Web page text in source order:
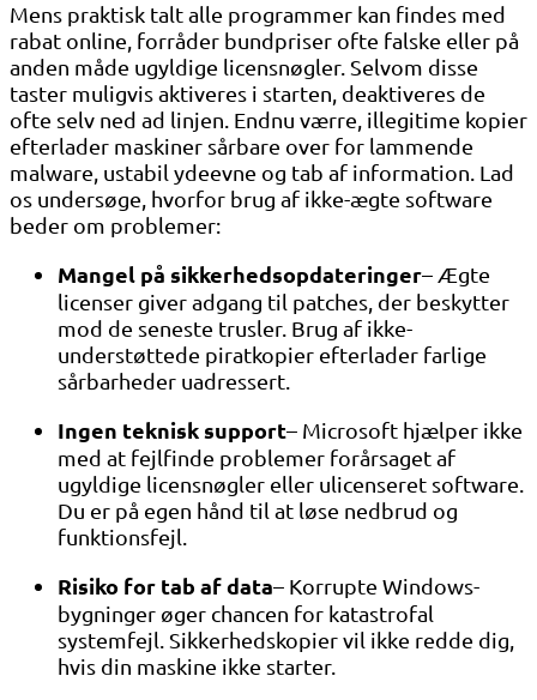
Mens praktisk talt alle programmer kan findes med
rabat online, forråder bundpriser ofte falske eller på
anden måde ugyldige licensnøgler. Selvom disse
taster muligvis aktiveres i starten, deaktiveres de
ofte selv ned ad linjen. Endnu værre, illegitime kopier
efterlader maskiner sårbare over for lammende
malware, ustabil ydeevne og tab af information. Lad
os undersøge, hvorfor brug af ikke-ægte software
beder om problemer:
Mangel på sikkerhedsopdateringer– Ægte
licenser giver adgang til patches, der beskytter
mod de seneste trusler. Brug af ikke-
understøttede piratkopier efterlader farlige
sårbarheder uadressert.
Ingen teknisk support– Microsoft hjælper ikke
med at fejlfinde problemer forårsaget af
ugyldige licensnøgler eller ulicenseret software.
Du er på egen hånd til at løse nedbrud og
funktionsfejl.
Risiko for tab af data– Korrupte Windows-
bygninger øger chancen for katastrofal
systemfejl. Sikkerhedskopier vil ikke redde dig,
hvis din maskine ikke starter.